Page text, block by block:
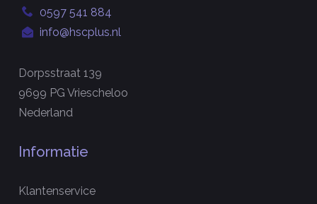
0597 541 884
info@hscplus.nl
Dorpsstraat 139
9699 PG Vriescheloo
Nederland
Informatie
Klantenservice